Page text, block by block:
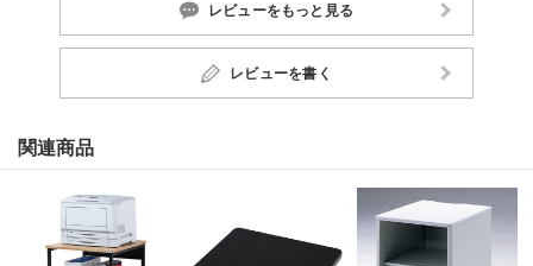
レビューをもっと見る
レビューを書く
関連商品